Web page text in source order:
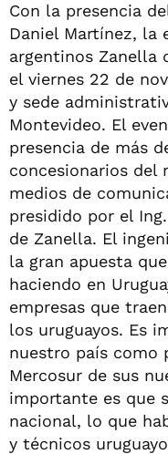
Con la presencia
Daniel Martínez, la
argentinos Zanella
el viernes 22 de
y sede
Montevideo. El
presencia de más
concesionarios del
medios de
presidido por el
de Zanella. El
la gran apuesta
haciendo en
empresas que
los uruguayos. Es
nuestro país como
Mercosur de sus
importante es que
nacional, lo que
y técnicos